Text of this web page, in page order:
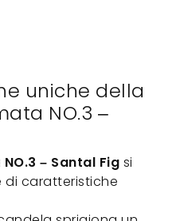
uniche della
NO.3 –
NO.3 – Santal Fig si
di caratteristiche